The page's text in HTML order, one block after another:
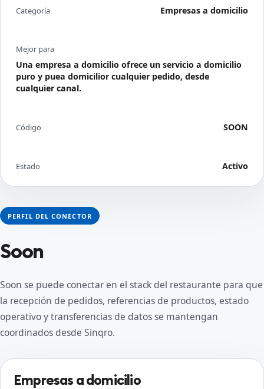
PERFIL DEL CONECTOR
Soon
Soon se puede conectar en el stack del restaurante para que
la recepción de pedidos, referencias de productos, estado
operativo y transferencias de datos se mantengan
coordinados desde Sinqro.
Empresas a domicilio
Categoría Empresas a domicilio
Mejor para
Una empresa a domicilio ofrece un servicio a domicilio
puro y puea domicilior cualquier pedido, desde
cualquier canal.
Código SOON
Estado Activo